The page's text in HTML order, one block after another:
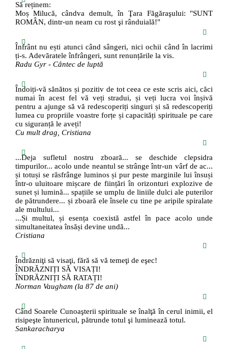
Să reținem:
Moș Milucă, cândva demult, în Ţara Făgăraşului: "SUNT
ROMÂN, dintr-un neam cu rost şi rânduială!"
Înfrânt nu ești atunci când sângeri, nici ochii când în lacrimi
ți-s. Adevăratele înfrângeri, sunt renunțările la vis.
Radu Gyr - Cântec de luptă
Îndoiți-vă sănătos și pozitiv de tot ceea ce este scris aici, căci
numai în acest fel vă veți stradui, și veți lucra voi înșivă
pentru a ajunge să vă redescoperiți singuri și să redescoperiți
lumea cu propriile voastre forțe și capacități spirituale pe care
cu siguranță le aveți!
Cu mult drag, Cristiana
...Deja sufletul nostru zboară... se deschide clepsidra
timpurilor... acolo unde neantul se strânge într-un vârf de ac...
și totuși se răsfrânge luminos și pur peste marginile lui însuși
într-o uluitoare mișcare de ființări în orizonturi explozive de
sunet și lumină... spațiile se umplu de liniile dulci ale puterilor
de pătrundere... și zboară ele însele cu tine pe aripile spiralate
ale multului...
...Și multul, și esența coexistă astfel în pace acolo unde
simultaneitatea însăși devine undă...
Cristiana
Îndrăzniţi să visaţi, fără să vă temeţi de eşec!
ÎNDRĂZNIȚI SĂ VISAȚI!
ÎNDRĂZNIȚI SĂ RATAȚI!
Norman Vaugham (la 87 de ani)
Când Soarele Cunoaşterii spirituale se înalţă în cerul inimii, el
risipeşte întunericul, pătrunde totul şi luminează totul.
Sankaracharya